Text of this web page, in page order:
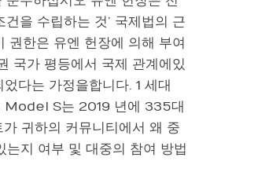
을 수립하는 것’ 국제법의 근
권한은 유엔 헌장에 의해 부여
국가 평등에서 국제 관계에있
다는 가정을합니다. 1 세대
S는 2019 년에 335대
귀하의 커뮤니티에서 왜 중
지 여부 및 대중의 참여 방법